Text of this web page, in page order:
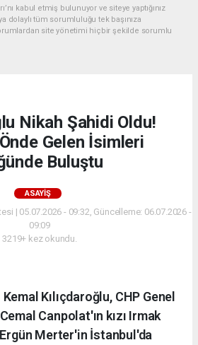
kabul etmiş bulunuyor ve siteye yaptığınız
dolaylı tüm sorumluluğu tek başınıza
site yönetimi hiçbir şekilde sorumlu
Nikah Şahidi Oldu!
Gelen İsimleri
Buluştu
ASAYIŞ
| 05.07.2026 - 09:32, Güncelleme: 06.07.2026 -
09:09
3219+ kez okundu.
Kılıçdaroğlu, CHP Genel
Canpolat'ın kızı Irmak
Merter'in İstanbul'da